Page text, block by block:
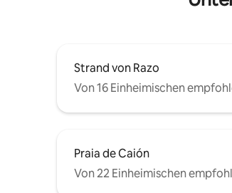
Strand von Razo
Von 16 Einheimischen
Praia de Caión
Von 22 Einheimischen